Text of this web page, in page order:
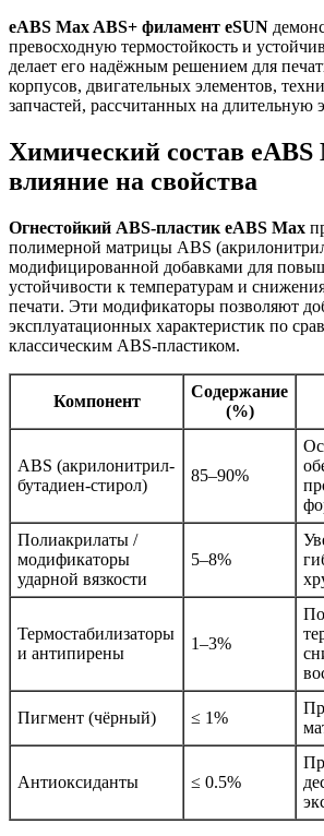
eABS Max ABS+ филамент eSUN
превосходную термостойкость и
делает его надёжным решением для
корпусов, двигательных элементов,
запчастей, рассчитанных на длительную
Химический состав eABS
влияние на свойства
Огнестойкий ABS-пластик eABS Max
полимерной матрицы ABS
модифицированной добавками для
устойчивости к температурам и
печати. Эти модификаторы позволяют
эксплуатационных характеристик по
классическим ABS-пластиком.
Компонент
Содержание
(%)
ABS (акрилонитрил-
бутадиен-стирол)
85–90%
Полиакрилаты /
модификаторы
ударной вязкости
5–8%
Термостабилизаторы
и антипирены
1–3%
Пигмент (чёрный) ≤ 1%
Антиоксиданты ≤ 0.5%